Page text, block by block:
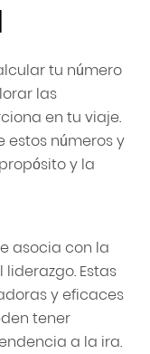
tu número
las
en tu viaje.
estos números y
y la
asocia con la
Estas
y eficaces
tener
a la ira.